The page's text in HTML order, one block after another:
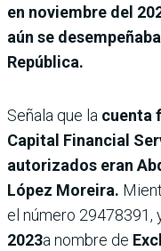
en noviembre del
aún se
República.
Señala que la cuenta
Capital Financial
autorizados eran
López Moreira.
el número 29478391,
2023a nombre de